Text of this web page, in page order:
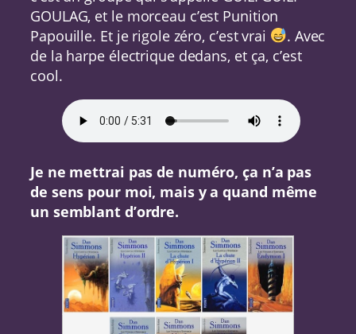
GOULAG, et le morceau c’est Punition
Papouille. Et je rigole zéro, c’est vrai
. Avec
de la harpe électrique dedans, et ça, c’est
cool.
Je ne mettrai pas de numéro, ça n’a pas
de sens pour moi, mais y a quand même
un semblant d’ordre.